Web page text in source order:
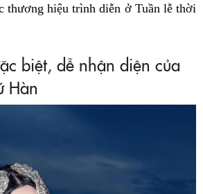
thương hiệu trình diễn ở Tuần lễ thời
biệt, dễ nhận diện của
Hàn